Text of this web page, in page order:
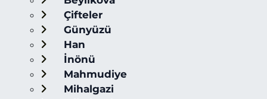
Çifteler
Günyüzü
Han
İnönü
Mahmudiye
Mihalgazi